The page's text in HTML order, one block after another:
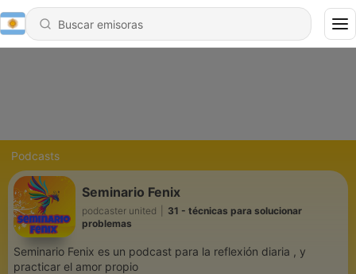
Podcasts
Seminario Fenix
podcaster united
31 - técnicas para solucionar
problemas
Seminario Fenix es un podcast para la reflexión diaria , y
practicar el amor propio